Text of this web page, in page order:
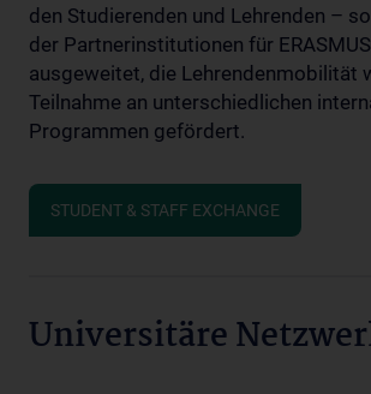
den Studierenden und Lehrenden –
der Partnerinstitutionen für
ausgeweitet, die Lehrendenmobilität
Teilnahme an unterschiedlichen
Programmen gefördert.
STUDENT & STAFF EXCHANGE
Universitäre